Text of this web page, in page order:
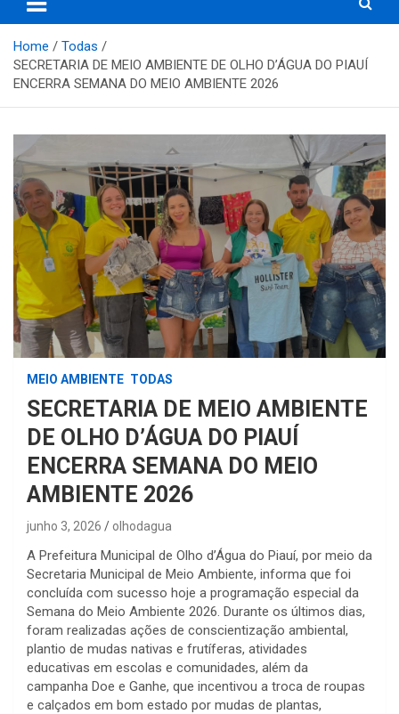
Home
Todas
SECRETARIA DE MEIO AMBIENTE DE OLHO D’ÁGUA DO PIAUÍ
ENCERRA SEMANA DO MEIO AMBIENTE 2026
MEIO AMBIENTE TODAS
SECRETARIA DE MEIO AMBIENTE
DE OLHO D’ÁGUA DO PIAUÍ
ENCERRA SEMANA DO MEIO
AMBIENTE 2026
junho 3, 2026 olhodagua
A Prefeitura Municipal de Olho d’Água do Piauí, por meio da
Secretaria Municipal de Meio Ambiente, informa que foi
concluída com sucesso hoje a programação especial da
Semana do Meio Ambiente 2026. Durante os últimos dias,
foram realizadas ações de conscientização ambiental,
plantio de mudas nativas e frutíferas, atividades
educativas em escolas e comunidades, além da
campanha Doe e Ganhe, que incentivou a troca de roupas
e calçados em bom estado por mudas de plantas,